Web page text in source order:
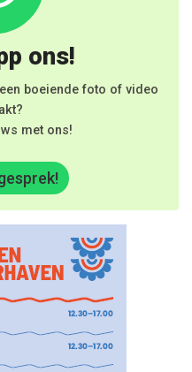
ons!
boeiende foto of video
met ons!